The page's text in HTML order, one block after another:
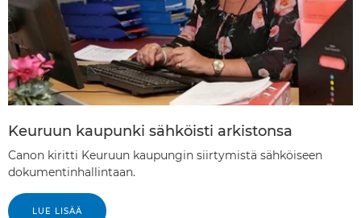
Keuruun kaupunki sähköisti arkistonsa
Canon kiritti Keuruun kaupungin siirtymistä sähköiseen
dokumentinhallintaan.
LUE LISÄÄ